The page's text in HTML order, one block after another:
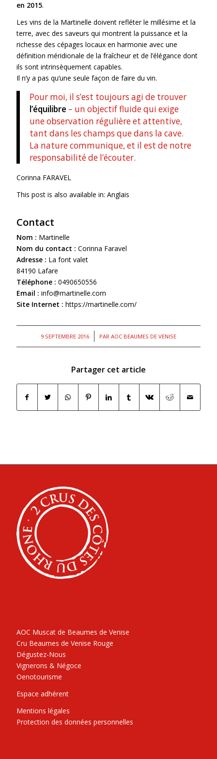
en 2015.
Les vins de la Martinelle doivent refléter le millésime et la
terre, avec des saveurs qui montrent la puissance et la
richesse des cépages locaux en harmonie avec une
définition méridionale de la fraîcheur et de l’élégance dont
ils sont intrinsèquement capables.
Il n’y a pas qu’une seule façon de faire du vin.
Pour moi, il s’est toujours agi de trouver
l’équilibre – un objectif fluide qui exige
une observation régulière et attentive,
tant dans les champs que dans la cave.
La nature communique, et il est de notre
responsabilité de l’écouter.
Corinna FARAVEL
This post is also available in: Anglais
Contact
Nom : Martinelle
Nom du contact : Corinna Faravel
Adresse : La font valet
84190 Lafare
Téléphone : 0490650556
Email : info@martinelle.com
Site Internet : https://martinelle.com/
9 SEPTEMBRE 2016
/ PAR AOC BEAUMES DE VENISE
Partager cet article
AOC Muscat de Beaumes de Venise
Cru Beaumes de Venise Rouge
Dégustez-Nous
Vignerons & Négoce
Oenotourisme
Espace adhérent
Mentions légales
Protection des données personnelles